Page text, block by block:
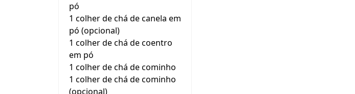
pó
1 colher de chá de canela em
pó (opcional)
1 colher de chá de coentro
em pó
1 colher de chá de cominho
1 colher de chá de cominho
(opcional)